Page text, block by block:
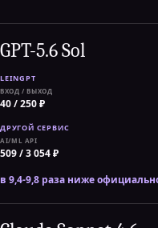
GPT-5.6 Sol
ВХОД / ВЫХОД
40 / 250 ₽
AI/ML API
509 / 3 054 ₽
в 9,4-9,8 раза ниже